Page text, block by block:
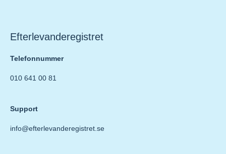
Efterlevanderegistret
Telefonnummer
010 641 00 81
Support
info@efterlevanderegistret.se